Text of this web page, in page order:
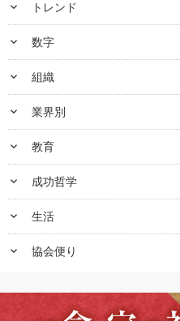
keyboard_arrow_down トレンド
keyboard_arrow_down 数字
keyboard_arrow_down 組織
keyboard_arrow_down 業界別
keyboard_arrow_down 教育
keyboard_arrow_down 成功哲学
keyboard_arrow_down 生活
keyboard_arrow_down 協会便り